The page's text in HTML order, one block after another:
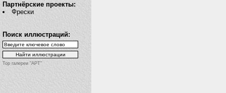
Партнёрские проекты:
Фрески
Поиск иллюстраций:
Top галереи "АРТ"